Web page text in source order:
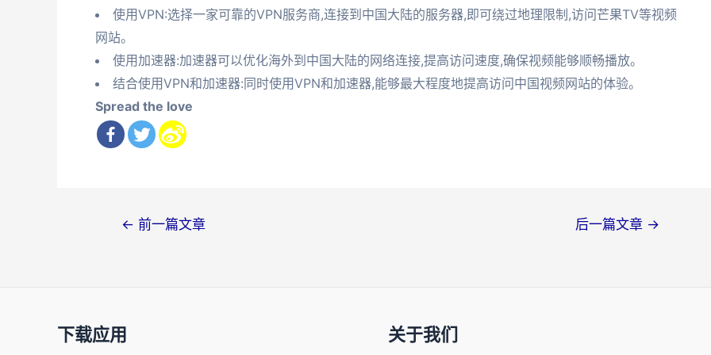
使用VPN:选择一家可靠的VPN服务商,连接到中国大陆的服务器,即可绕过地理限制,访问芒果TV等视频
网站。
使用加速器:加速器可以优化海外到中国大陆的网络连接,提高访问速度,确保视频能够顺畅播放。
结合使用VPN和加速器:同时使用VPN和加速器,能够最大程度地提高访问中国视频网站的体验。
Spread the love
← 前一篇文章 后一篇文章 →
下载应用 关于我们